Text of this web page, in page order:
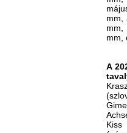
mm,
mm,
A